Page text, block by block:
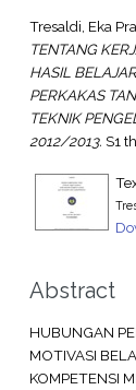
Tresaldi, Eka
TENTANG
HASIL
PERKAKAS
TEKNIK
2012/2013. S1
Abstract
HUBUNGAN
MOTIVASI
KOMPETENSI